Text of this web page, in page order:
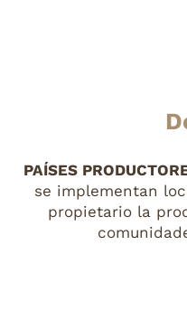
PAÍSES
se implementan
propietario la